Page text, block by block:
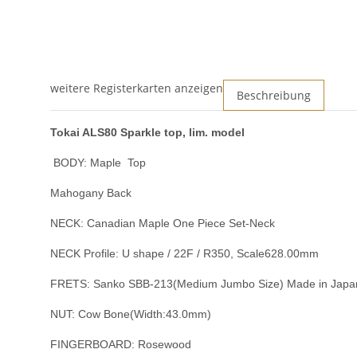
weitere Registerkarten anzeigen Beschreibung
Tokai ALS80 Sparkle top, lim. model
BODY: Maple Top
Mahogany Back
NECK: Canadian Maple One Piece Set-Neck
NECK Profile: U shape / 22F / R350, Scale628.00mm
FRETS: Sanko SBB-213(Medium Jumbo Size) Made in
NUT: Cow Bone(Width:43.0mm)
FINGERBOARD: Rosewood